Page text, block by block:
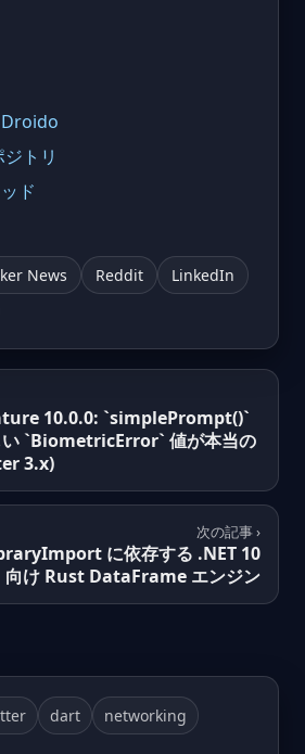
トリ
ド
News Reddit LinkedIn
10.0.0: `simplePrompt()`
い `BiometricError` 値が本当の
3.x)
次の記事 ›
に依存する .NET 10
向け Rust DataFrame エンジン
dart networking